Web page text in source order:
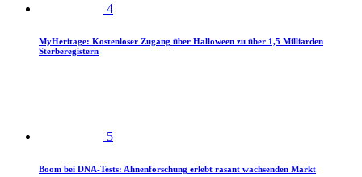
4
MyHeritage: Kostenloser Zugang über Halloween zu über 1,5 Milliarden
Sterberegistern
5
Boom bei DNA-Tests: Ahnenforschung erlebt rasant wachsenden Markt